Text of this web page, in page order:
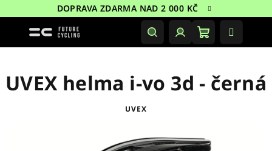
na
DOPRAVA ZDARMA NAD 2 000 KČ
HledatPřihlášeníNákupní
UVEX helma i-vo 3d - černá
UVEX